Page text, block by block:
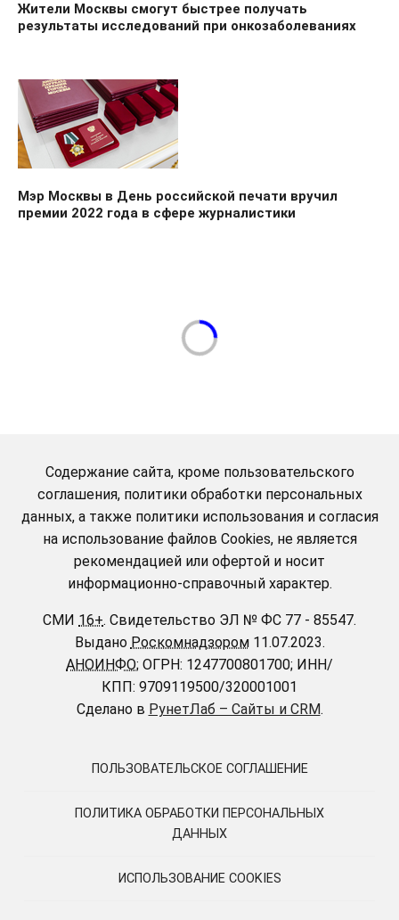
Жители Москвы смогут быстрее получать
результаты исследований при онкозаболеваниях
Мэр Москвы в День российской печати вручил
премии 2022 года в сфере журналистики
Содержание сайта, кроме пользовательского
соглашения, политики обработки персональных
данных, а также политики использования и согласия
на использование файлов Cookies, не является
рекомендацией или офертой и носит
информационно-справочный характер.
СМИ 16+. Свидетельство ЭЛ № ФС 77 - 85547.
Выдано Роскомнадзором11.07.2023.
АНОИНФО; ОГРН: 1247700801700; ИНН/
КПП: 9709119500/320001001
Сделано в РунетЛаб – Сайты и CRM.
ПОЛЬЗОВАТЕЛЬСКОЕ СОГЛАШЕНИЕ
ПОЛИТИКА ОБРАБОТКИ ПЕРСОНАЛЬНЫХ
ДАННЫХ
ИСПОЛЬЗОВАНИЕ COOKIES